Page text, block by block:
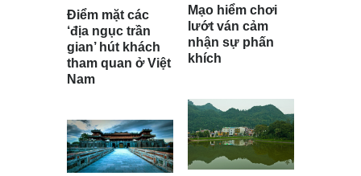
Điểm mặt các
‘địa ngục trần
gian’ hút khách
tham quan ở Việt
Nam
Mạo hiểm chơi
lướt ván cảm
nhận sự phấn
khích